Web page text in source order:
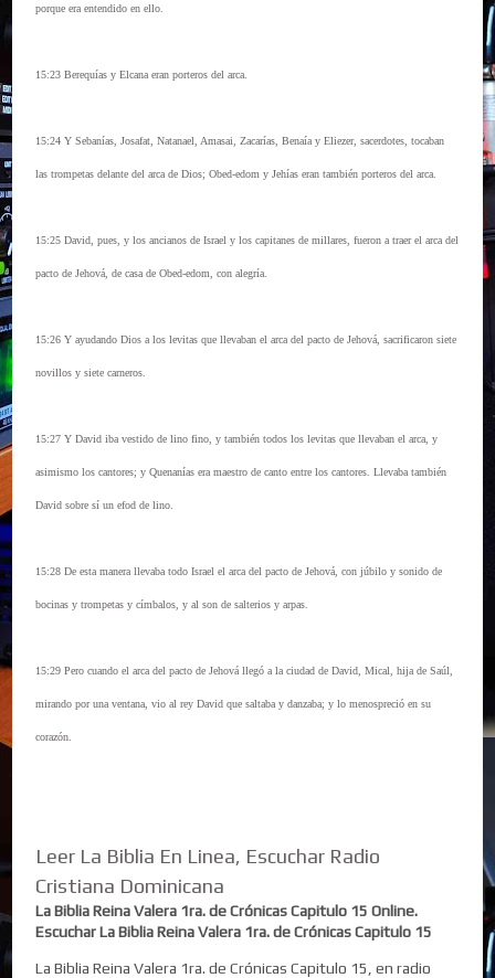
porque era entendido en ello.
15:23 Berequías y Elcana eran porteros del arca.
15:24 Y Sebanías, Josafat, Natanael, Amasai, Zacarías, Benaía y Eliezer, sacerdotes, tocaban
las trompetas delante del arca de Dios; Obed-edom y Jehías eran también porteros del arca.
15:25 David, pues, y los ancianos de Israel y los capitanes de millares, fueron a traer el arca del
pacto de Jehová, de casa de Obed-edom, con alegría.
15:26 Y ayudando Dios a los levitas que llevaban el arca del pacto de Jehová, sacrificaron siete
novillos y siete carneros.
15:27 Y David iba vestido de lino fino, y también todos los levitas que llevaban el arca, y
asimismo los cantores; y Quenanías era maestro de canto entre los cantores. Llevaba también
David sobre sí un efod de lino.
15:28 De esta manera llevaba todo Israel el arca del pacto de Jehová, con júbilo y sonido de
bocinas y trompetas y címbalos, y al son de salterios y arpas.
15:29 Pero cuando el arca del pacto de Jehová llegó a la ciudad de David, Mical, hija de Saúl,
mirando por una ventana, vio al rey David que saltaba y danzaba; y lo menospreció en su
corazón.
Leer La Biblia En Linea, Escuchar Radio
Cristiana Dominicana
La Biblia Reina Valera 1ra. de Crónicas Capitulo 15 Online.
Escuchar La Biblia Reina Valera 1ra. de Crónicas Capitulo 15
La Biblia Reina Valera 1ra. de Crónicas Capitulo 15, en radio